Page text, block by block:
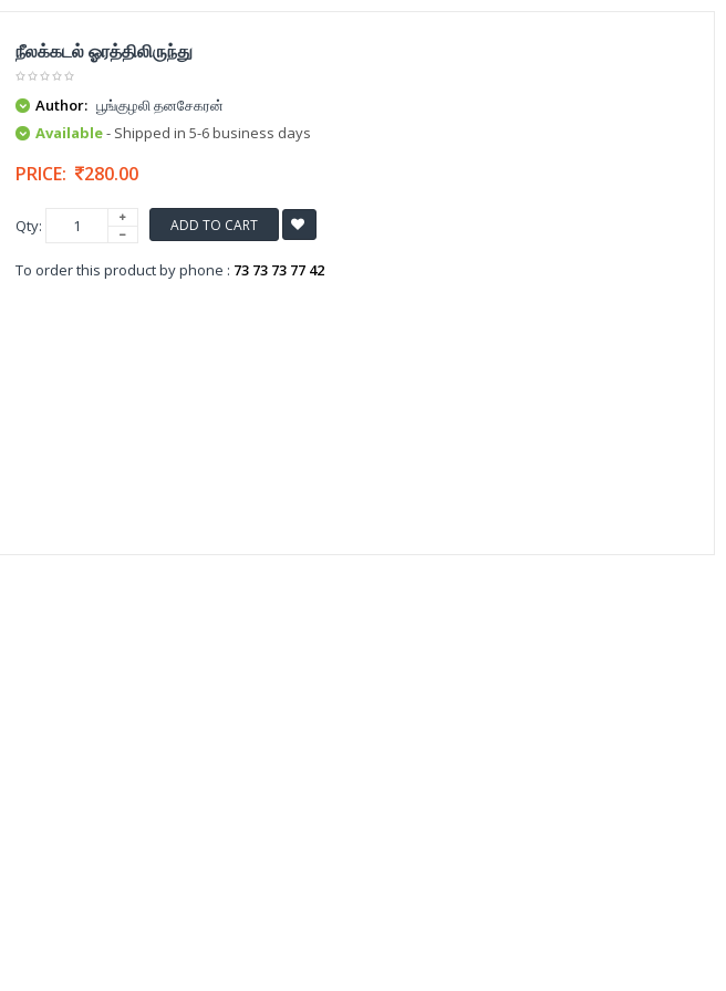
நீலக்கடல் ஓரத்திலிருந்து
Author: பூங்குழலி தனசேகரன்
Available- Shipped in 5-6 business days
PRICE: 280.00
Qty: ADD TO CART
To order this product by phone : 73 73 73 77 42